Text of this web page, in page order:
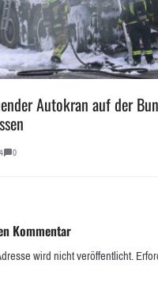
Autokran auf der
0
Kommentar
wird nicht veröffentlicht.